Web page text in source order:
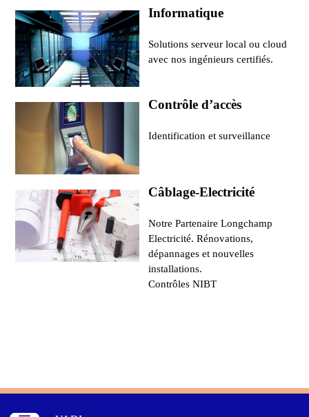
Informatique
Solutions serveur local ou cloud
avec nos ingénieurs certifiés.
Contrôle d’accès
Identification et surveillance
Câblage-Electricité
Notre Partenaire Longchamp
Electricité. Rénovations,
dépannages et nouvelles
installations.
Contrôles NIBT